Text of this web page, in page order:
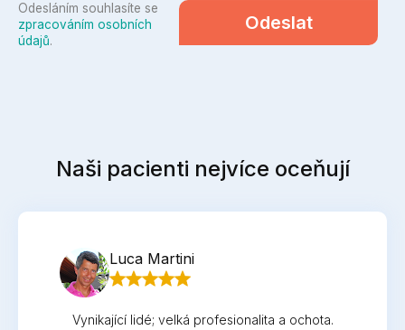
Naši pacienti nejvíce oceňují
Luca Martini
Vynikající lidé; velká profesionalita a ochota.
Odesláním souhlasíte se
zpracováním osobních
údajů.
Odeslat